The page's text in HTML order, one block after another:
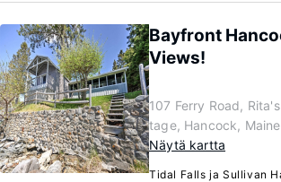
Bayfront
Views!
107 Ferry Road,
tage, Hancock,
Näytä kartta
Tidal Falls ja Sullivan